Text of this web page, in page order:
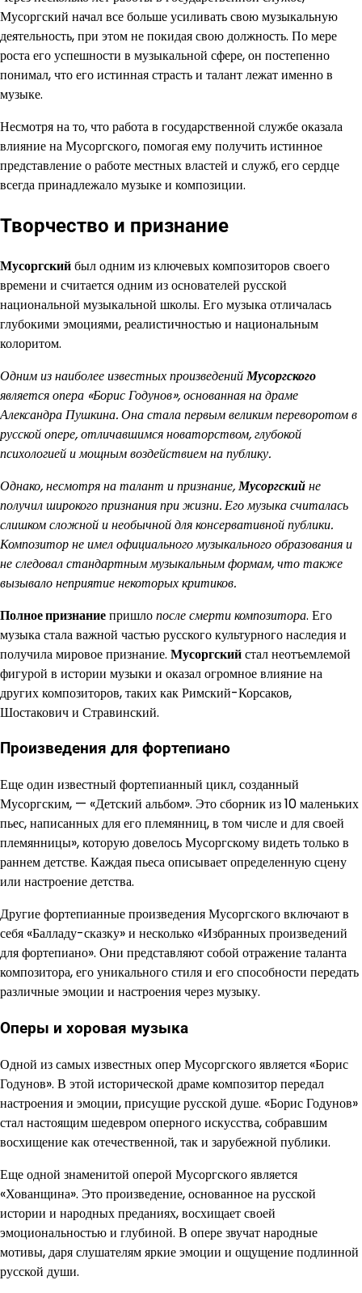
Мусоргский начал все больше усиливать свою музыкальную
деятельность, при этом не покидая свою должность. По мере
роста его успешности в музыкальной сфере, он постепенно
понимал, что его истинная страсть и талант лежат именно в
музыке.
Несмотря на то, что работа в государственной службе оказала
влияние на Мусоргского, помогая ему получить истинное
представление о работе местных властей и служб, его сердце
всегда принадлежало музыке и композиции.
Творчество и признание
Мусоргскийбыл одним из ключевых композиторов своего
времени и считается одним из основателей русской
национальной музыкальной школы. Его музыка отличалась
глубокими эмоциями, реалистичностью и национальным
колоритом.
Одним из наиболее известных произведенийМусоргского
является опера «Борис Годунов», основанная на драме
Александра Пушкина. Она стала первым великим переворотом в
русской опере, отличавшимся новаторством, глубокой
психологией и мощным воздействием на публику.
Однако, несмотря на талант и признание,Мусоргскийне
получил широкого признания при жизни. Его музыка считалась
слишком сложной и необычной для консервативной публики.
Композитор не имел официального музыкального образования и
не следовал стандартным музыкальным формам, что также
вызывало неприятие некоторых критиков.
Полное признаниепришлопосле смерти композитора. Его
музыка стала важной частью русского культурного наследия и
получила мировое признание. Мусоргскийстал неотъемлемой
фигурой в истории музыки и оказал огромное влияние на
других композиторов, таких как Римский-Корсаков,
Шостакович и Стравинский.
Произведения для фортепиано
Еще один известный фортепианный цикл, созданный
Мусоргским, — «Детский альбом». Это сборник из 10 маленьких
пьес, написанных для его племянниц, в том числе и для своей
племянницы», которую довелось Мусоргскому видеть только в
раннем детстве. Каждая пьеса описывает определенную сцену
или настроение детства.
Другие фортепианные произведения Мусоргского включают в
себя «Балладу-сказку» и несколько «Избранных произведений
для фортепиано». Они представляют собой отражение таланта
композитора, его уникального стиля и его способности передать
различные эмоции и настроения через музыку.
Оперы и хоровая музыка
Одной из самых известных опер Мусоргского является «Борис
Годунов». В этой исторической драме композитор передал
настроения и эмоции, присущие русской душе. «Борис Годунов»
стал настоящим шедевром оперного искусства, собравшим
восхищение как отечественной, так и зарубежной публики.
Еще одной знаменитой оперой Мусоргского является
«Хованщина». Это произведение, основанное на русской
истории и народных преданиях, восхищает своей
эмоциональностью и глубиной. В опере звучат народные
мотивы, даря слушателям яркие эмоции и ощущение подлинной
русской души.